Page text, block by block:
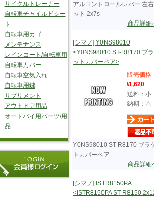
サイクルトレーナー
自転車チャイルドシー
ト
自転車用カゴ
メンテナンス
レインコート/自転車用
自転車カバー
自転車空気入れ
自転車用鍵
サプリメント
アウトドア用品
オートバイ用パーツ/用
品
アルコントロールレバー 左
ット 2x7s
商品詳
[シマノ] Y0NS98010
<Y0NS98010 ST-R8170 ブ
ットカバーペア>
販売価格
\1,620
送料：小
納期：△
Y0NS98010 ST-R8170 ブラ
トカバーペア
商品詳
[シマノ] ISTR8150PA
<ISTR8150PA ST-R8150